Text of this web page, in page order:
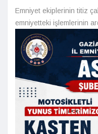
Emniyet ekiplerinin titiz
emniyetteki işlemlerinin